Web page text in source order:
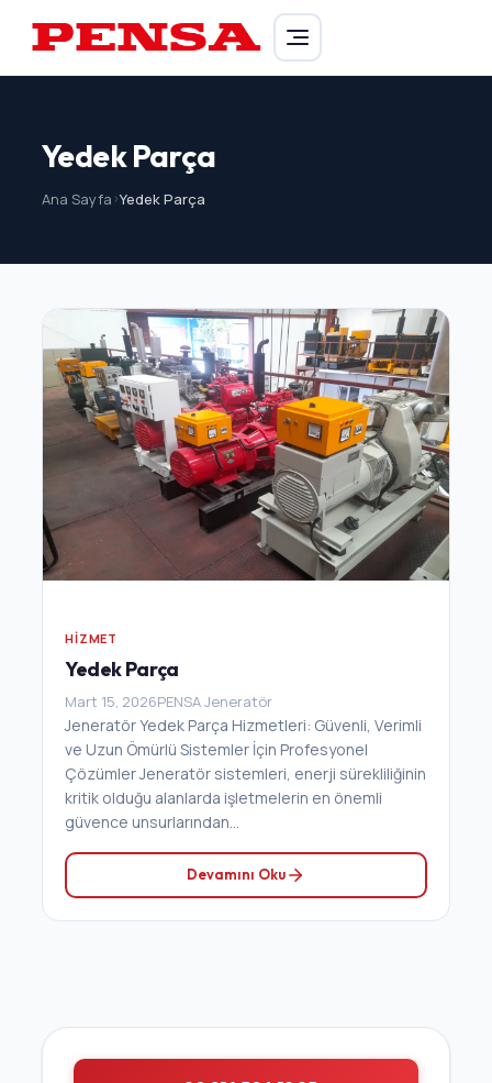
PENSA Generator
Yedek Parça
Ana Sayfa>Yedek Parça
HIZMET
Yedek Parça
Mart 15, 2026PENSA Jeneratör
Jeneratör Yedek Parça Hizmetleri: Güvenli, Verimli
ve Uzun Ömürlü Sistemler İçin Profesyonel
Çözümler Jeneratör sistemleri, enerji sürekliliğinin
kritik olduğu alanlarda işletmelerin en önemli
güvence unsurlarından...
Devamını Oku